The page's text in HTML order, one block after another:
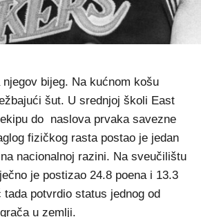
njegov bijeg. Na kućnom košu
šut. U srednjoj školi East
do naslova prvaka savezne
fizičkog rasta postao je jedan
nacionalnoj razini. Na sveučilištu
je postizao 24.8 poena i 13.3
potvrdio status jednog od
u zemlji.